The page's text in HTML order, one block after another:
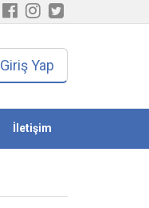
Giriş Yap
İletişim